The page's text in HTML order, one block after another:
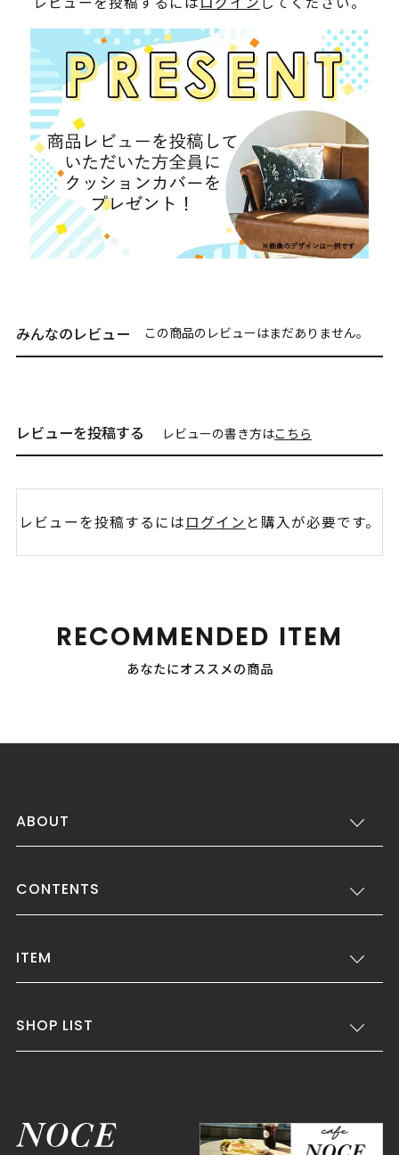
みんなのレビュー この商品のレビューはまだありません。
レビューを投稿する レビューの書き方はこちら
レビューを投稿するにはログイン と購入が必要です。
RECOMMENDED ITEM
あなたにオススメの商品
ABOUT
CONTENTS
ITEM
SHOP LIST